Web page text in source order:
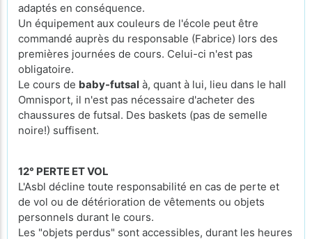
adaptés en conséquence.
Un équipement aux couleurs de l'école peut être
commandé auprès du responsable (Fabrice) lors des
premières journées de cours. Celui-ci n'est pas
obligatoire.
Le cours de baby-futsal à, quant à lui, lieu dans le hall
Omnisport, il n'est pas nécessaire d'acheter des
chaussures de futsal. Des baskets (pas de semelle
noire!) suffisent.
12° PERTE ET VOL
L'Asbl décline toute responsabilité en cas de perte et
de vol ou de détérioration de vêtements ou objets
personnels durant le cours.
Les "objets perdus" sont accessibles, durant les heures